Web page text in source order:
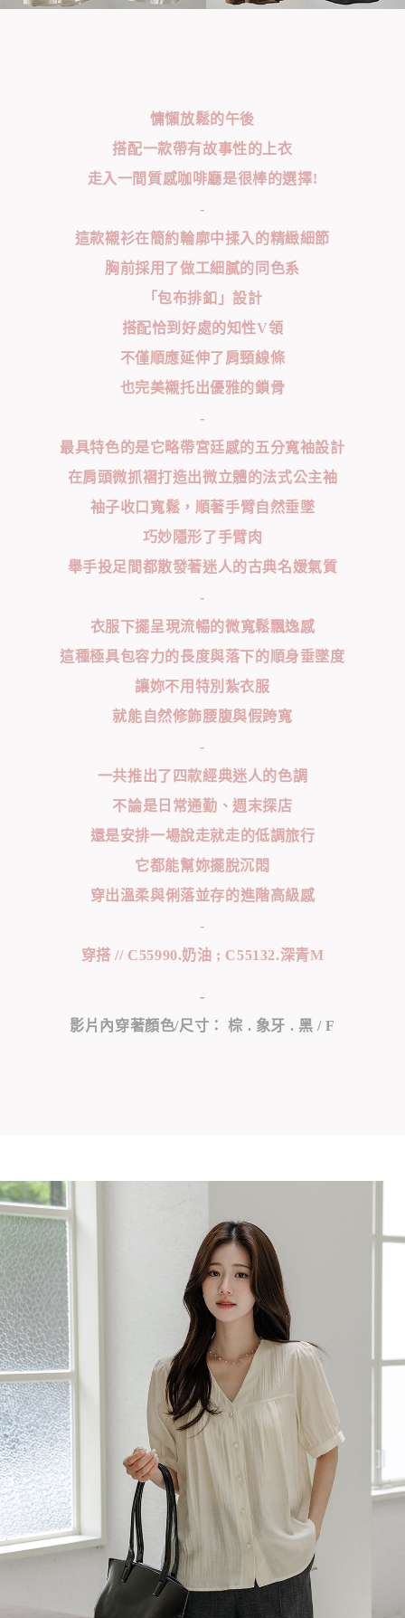
慵懶放鬆的午後
搭配一款帶有故事性的上衣
走入一間質感咖啡廳是很棒的選擇!
-
這款襯衫在簡約輪廓中揉入的精緻細節
胸前採用了做工細膩的同色系
「包布排釦」設計
搭配恰到好處的知性V領
不僅順應延伸了肩頸線條
也完美襯托出優雅的鎖骨
-
最具特色的是它略帶宮廷感的五分寬袖設計
在肩頭微抓褶打造出微立體的法式公主袖
袖子收口寬鬆，順著手臂自然垂墜
巧妙隱形了手臂肉
舉手投足間都散發著迷人的古典名媛氣質
-
衣服下擺呈現流暢的微寬鬆飄逸感
這種極具包容力的長度與落下的順身垂墜度
讓妳不用特別紮衣服
就能自然修飾腰腹與假跨寬
-
一共推出了四款經典迷人的色調
不論是日常通勤、週末探店
還是安排一場說走就走的低調旅行
它都能幫妳擺脫沉悶
穿出溫柔與俐落並存的進階高級感
-
穿搭 // C55990.奶油 ; C55132.深青M
-
影片內穿著顏色/尺寸： 棕 . 象牙 . 黑 / F